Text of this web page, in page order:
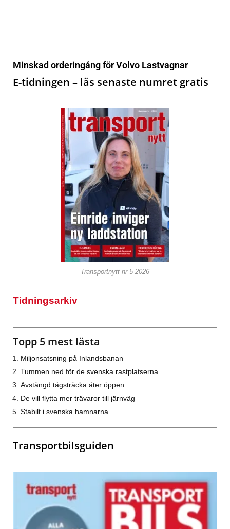
Minskad orderingång för Volvo Lastvagnar
E-tidningen – läs senaste numret gratis
Transportnytt nr 5-2026
Tidningsarkiv
Topp 5 mest lästa
Miljonsatsning på Inlandsbanan
Tummen ned för de svenska rastplatserna
Avstängd tågsträcka åter öppen
De vill flytta mer trävaror till järnväg
Stabilt i svenska hamnarna
Transportbilsguiden